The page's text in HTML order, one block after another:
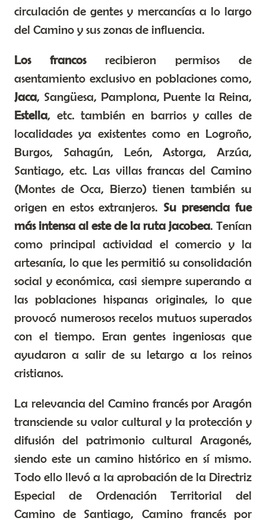
circulación de gentes y mercancías a lo largo
del Camino y sus zonas de influencia.
Los francosrecibieron permisos de
asentamiento exclusivo en poblaciones como,
Jaca, Sangüesa, Pamplona, Puente la Reina,
Estella, etc. también en barrios y calles de
localidades ya existentes como en Logroño,
Burgos, Sahagún, León, Astorga, Arzúa,
Santiago, etc. Las villas francas del Camino
(Montes de Oca, Bierzo) tienen también su
origen en estos extranjeros. Su presencia fue
más intensa al este de la ruta jacobea. Tenían
como principal actividad el comercio y la
artesanía, lo que les permitió su consolidación
social y económica, casi siempre superando a
las poblaciones hispanas originales, lo que
provocó numerosos recelos mutuos superados
con el tiempo. Eran gentes ingeniosas que
ayudaron a salir de su letargo a los reinos
cristianos.
La relevancia del Camino francés por Aragón
transciende su valor cultural y la protección y
difusión del patrimonio cultural Aragonés,
siendo este un camino histórico en sí mismo.
Todo ello llevó a la aprobación de la Directriz
Especial de Ordenación Territorial del
Camino de Santiago, Camino francés por